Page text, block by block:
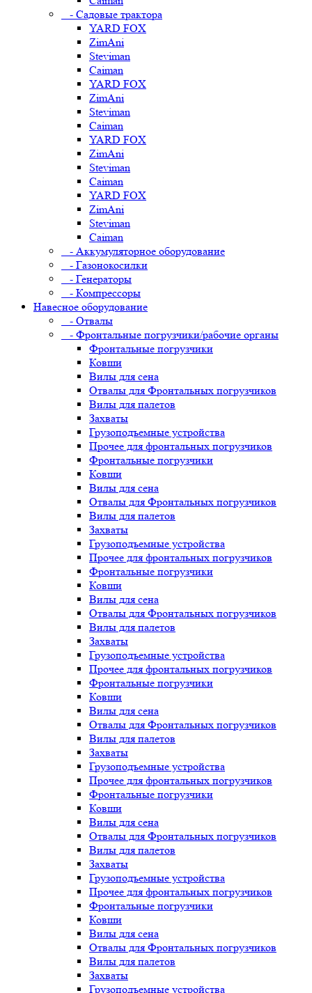
- Садовые трактора
YARD FOX
ZimAni
Steviman
Caiman
YARD FOX
ZimAni
Steviman
Caiman
YARD FOX
ZimAni
Steviman
Caiman
YARD FOX
ZimAni
Steviman
Caiman
- Аккумуляторное оборудование
- Газонокосилки
- Генераторы
- Компрессоры
Навесное оборудование
- Отвалы
- Фронтальные погрузчики/рабочие органы
Фронтальные погрузчики
Ковши
Вилы для сена
Отвалы для Фронтальных погрузчиков
Вилы для палетов
Захваты
Грузоподъемные устройства
Прочее для фронтальных погрузчиков
Фронтальные погрузчики
Ковши
Вилы для сена
Отвалы для Фронтальных погрузчиков
Вилы для палетов
Захваты
Грузоподъемные устройства
Прочее для фронтальных погрузчиков
Фронтальные погрузчики
Ковши
Вилы для сена
Отвалы для Фронтальных погрузчиков
Вилы для палетов
Захваты
Грузоподъемные устройства
Прочее для фронтальных погрузчиков
Фронтальные погрузчики
Ковши
Вилы для сена
Отвалы для Фронтальных погрузчиков
Вилы для палетов
Захваты
Грузоподъемные устройства
Прочее для фронтальных погрузчиков
Фронтальные погрузчики
Ковши
Вилы для сена
Отвалы для Фронтальных погрузчиков
Вилы для палетов
Захваты
Грузоподъемные устройства
Прочее для фронтальных погрузчиков
Фронтальные погрузчики
Ковши
Вилы для сена
Отвалы для Фронтальных погрузчиков
Вилы для палетов
Захваты
Грузоподъемные устройства